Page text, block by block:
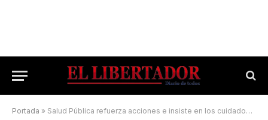
Portada » Salud Pública refuerza acciones e insiste en los cuidados para prevenir estas enfermedades